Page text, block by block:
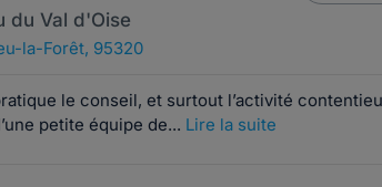
du Val d'Oise
la-Forêt, 95320
le conseil, et surtout l’activité
petite équipe de... Lire la suite